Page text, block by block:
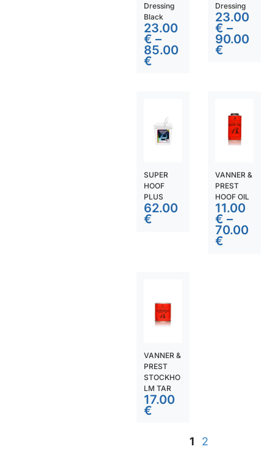
Dressing
Black
23.00
€ –
85.00
€
Dressing
23.00
€ –
90.00
€
SUPER
HOOF
PLUS
62.00
€
VANNER &
PREST
HOOF OIL
11.00
€ –
70.00
€
VANNER &
PREST
STOCKHO
LM TAR
17.00
€
1 2